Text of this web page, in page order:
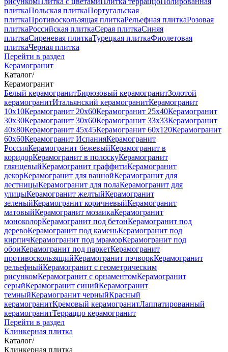
плиткаПольская плиткаПортугальская
плиткаПротивоскользящая плиткаРельефная плиткаРозовая
плиткаРоссийская плиткаСерая плиткаСиняя
плиткаСиреневая плиткаТурецкая плиткаФиолетовая
плиткаЧерная плитка
Перейти в раздел
Керамогранит
Каталог/
Керамогранит
Белый керамогранитБирюзовый керамогранитЗолотой
керамогранитИтальянский керамогранитКерамогранит
10x10Керамогранит 20x60Керамогранит 25x40Керамогранит
30x30Керамогранит 30x60Керамогранит 33x33Керамогранит
40x80Керамогранит 45x45Керамогранит 60x120Керамогранит
60x60Керамогранит ИспанияКерамогранит
РоссияКерамогранит бежевыйКерамогранит в
коридорКерамогранит в полоскуКерамогранит
глянцевыйКерамогранит граффитиКерамогранит
декорКерамогранит для ваннойКерамогранит для
лестницыКерамогранит для полаКерамогранит для
улицыКерамогранит желтыйКерамогранит
зеленыйКерамогранит коричневыйКерамогранит
матовыйКерамогранит мозаикаКерамогранит
моноколорКерамогранит под бетонКерамогранит под
деревоКерамогранит под каменьКерамогранит под
кирпичКерамогранит под мраморКерамогранит под
обоиКерамогранит под паркетКерамогранит
противоскользящийКерамогранит пэчворкКерамогранит
рельефныйКерамогранит с геометрическим
рисункомКерамогранит с орнаментомКерамогранит
серыйКерамогранит синийКерамогранит
темныйКерамогранит черныйКрасный
керамогранитКремовый керамогранитЛаппатированный
керамогранитТерраццо керамогранит
Перейти в раздел
Клинкерная плитка
Каталог/
Клинкерная плитка